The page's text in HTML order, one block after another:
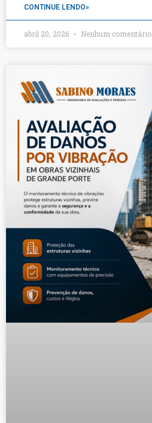
CONTINUE LENDO»
abril 20, 2026 Nenhum comentário